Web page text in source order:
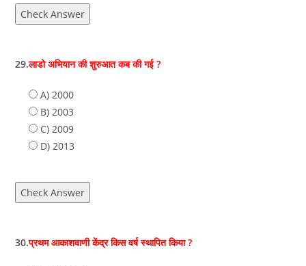
Check Answer
29.लाडो अभियान की शुरुआत कब की गई ?
A) 2000
B) 2003
C) 2009
D) 2013
Check Answer
30.प्रथम आकाशवाणी केंद्र किस वर्ष स्थापित किया ?